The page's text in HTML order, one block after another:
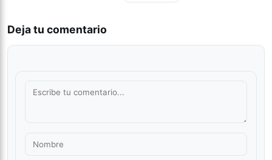
Deja tu comentario